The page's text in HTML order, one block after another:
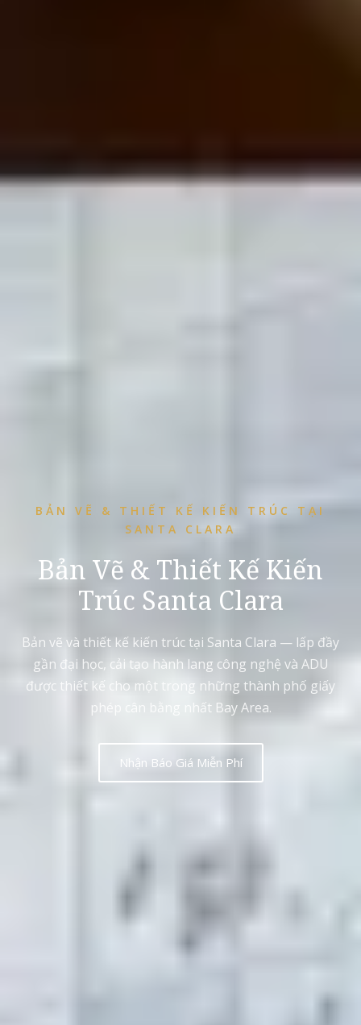
BẢN VẼ & THIẾT KẾ KIẾN TRÚC TẠI
SANTA CLARA
Bản Vẽ & Thiết Kế Kiến
Trúc Santa Clara
Bản vẽ và thiết kế kiến trúc tại Santa Clara — lấp đầy
gần đại học, cải tạo hành lang công nghệ và ADU
được thiết kế cho một trong những thành phố giấy
phép cân bằng nhất Bay Area.
Nhận Báo Giá Miễn Phí